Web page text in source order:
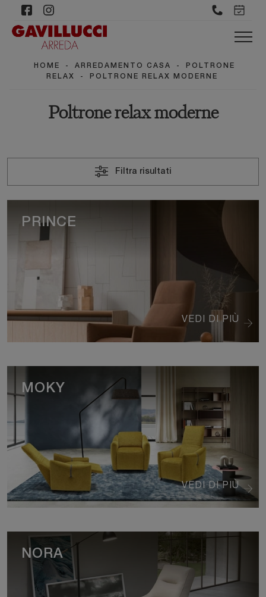
HOME - ARREDAMENTO CASA -
POLTRONE
RELAX
- POLTRONE RELAX MODERNE
Poltrone relax moderne
Filtra risultati
VEDI DI PIÙ
PRINCE
VEDI DI PIÙ
MOKY
NORA